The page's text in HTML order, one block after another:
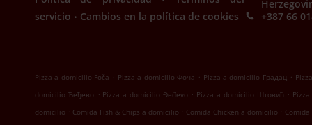
servicio . Cambios en la política de cookies
+387 66
Pizza a domicilio Foča . Pizza a domicilio Фоча . Pizza a domicilio Градац .
domicilio Ђеђево . Pizza a domicilio Đeđevo . Pizza a domicilio Штовић .
domicilio . Comida Fish & Chips a domicilio . Comida Chicken a domicilio .